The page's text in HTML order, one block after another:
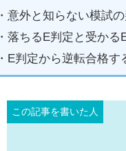
・意外と知らない模試
・落ちるE判定と受かる
・E判定から逆転合格す